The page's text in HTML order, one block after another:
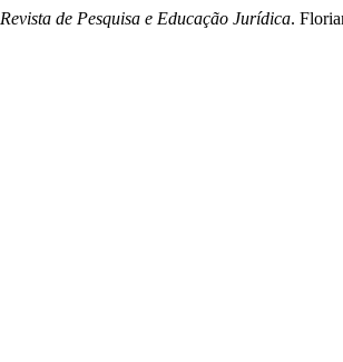
Revista de Pesquisa e Educação Jurídica.